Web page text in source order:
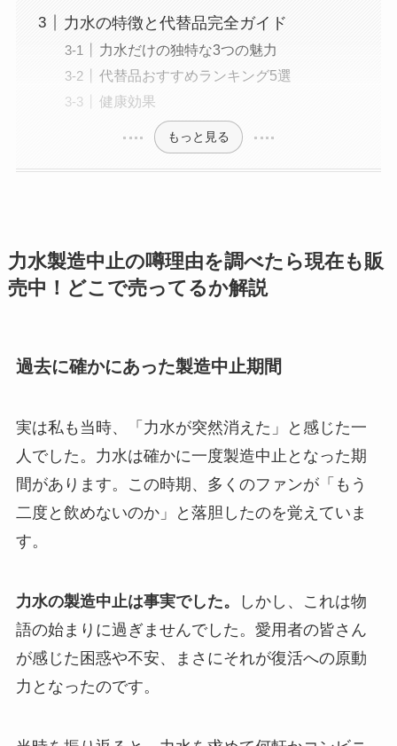
力水の特徴と代替品完全ガイド
力水だけの独特な3つの魅力
代替品おすすめランキング5選
健康効果
もっと見る
力水製造中止の噂理由を調べたら現在も販
売中！どこで売ってるか解説
過去に確かにあった製造中止期間
実は私も当時、「力水が突然消えた」と感じた一
人でした。力水は確かに一度製造中止となった期
間があります。この時期、多くのファンが「もう
二度と飲めないのか」と落胆したのを覚えていま
す。
力水の製造中止は事実でした。
しかし、これは物
語の始まりに過ぎませんでした。愛用者の皆さん
が感じた困惑や不安、まさにそれが復活への原動
力となったのです。